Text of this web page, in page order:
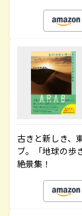
古きと新しき、
ブ。「地球の歩
絶景集！